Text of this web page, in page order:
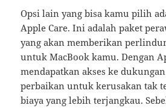
Opsi lain yang bisa kamu pilih
Apple Care. Ini adalah paket
yang akan memberikan
untuk MacBook kamu. Dengan
mendapatkan akses ke
perbaikan untuk kerusakan tak
biaya yang lebih terjangkau.